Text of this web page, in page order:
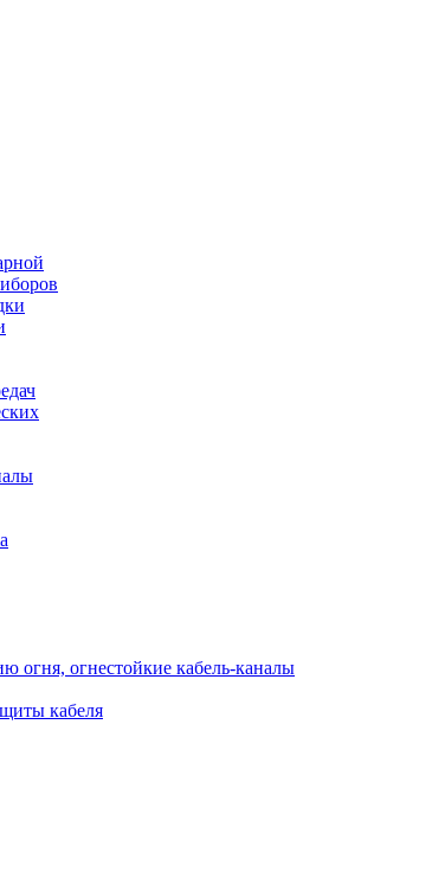
огня, огнестойкие кабель-каналы
кабеля